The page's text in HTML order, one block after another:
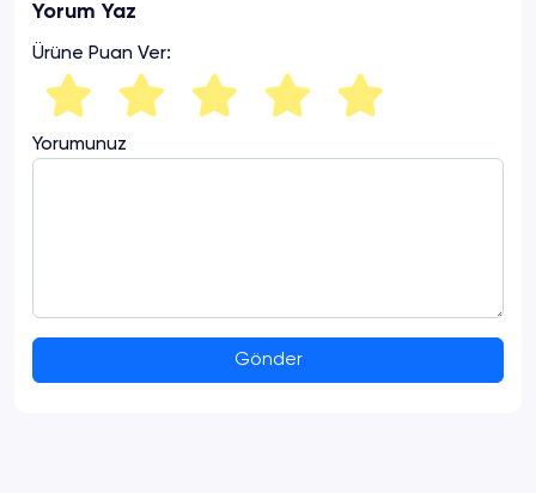
Yorum Yaz
Ürüne Puan Ver:
Yorumunuz
Gönder